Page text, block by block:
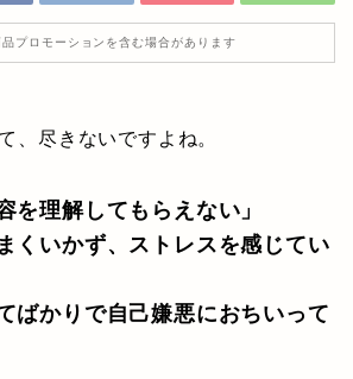
プロモーションを含む場合があります
、尽きないですよね。
を理解してもらえない」
くいかず、ストレスを感じてい
ばかりで自己嫌悪におちいって